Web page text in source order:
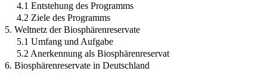
4.1 Entstehung des Programms
4.2 Ziele des Programms
5. Weltnetz der Biosphärenreservate
5.1 Umfang und Aufgabe
5.2 Anerkennung als Biosphärenreservat
6. Biosphärenreservate in Deutschland